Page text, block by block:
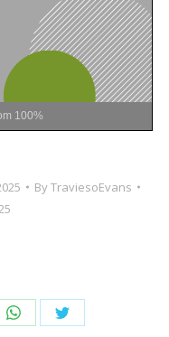
100%
ByTraviesoEvans
Share Share